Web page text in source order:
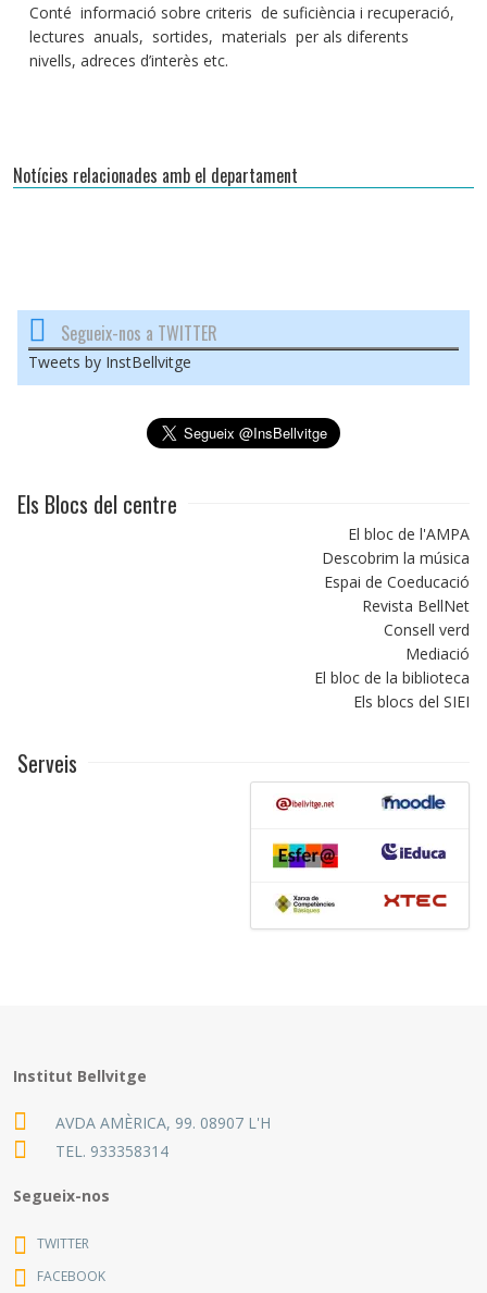
Conté informació sobre criteris de suficiència i recuperació,
lectures anuals, sortides, materials per als diferents
nivells, adreces d’interès etc.
Notícies relacionades amb el departament
Segueix-nos a TWITTER
Tweets by InstBellvitge
Els Blocs del centre
El bloc de l'AMPA
Descobrim la música
Espai de Coeducació
Revista BellNet
Consell verd
Mediació
El bloc de la biblioteca
Els blocs del SIEI
Serveis
Institut Bellvitge
AVDA AMÈRICA, 99. 08907 L'H
TEL. 933358314
Segueix-nos
TWITTER
FACEBOOK